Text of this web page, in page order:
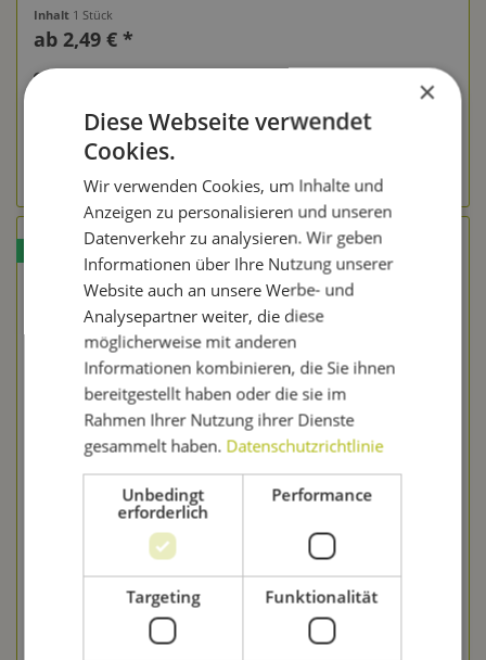
Inhalt 1 Stück
ab 2,49 € *
Produktvariante wählen
Ersatz Unterlegscheibe Läuterhexe versch. Modelle
Produktvariante wählen
×
Diese Webseite verwendet
Cookies.
Wir verwenden Cookies, um Inhalte und
Anzeigen zu personalisieren und unseren
Datenverkehr zu analysieren. Wir geben
Informationen über Ihre Nutzung unserer
Website auch an unsere Werbe- und
Analysepartner weiter, die diese
möglicherweise mit anderen
Informationen kombinieren, die Sie ihnen
bereitgestellt haben oder die sie im
Rahmen Ihrer Nutzung ihrer Dienste
gesammelt haben. Datenschutzrichtlinie
Unbedingt
erforderlich
Performance
Targeting Funktionalität